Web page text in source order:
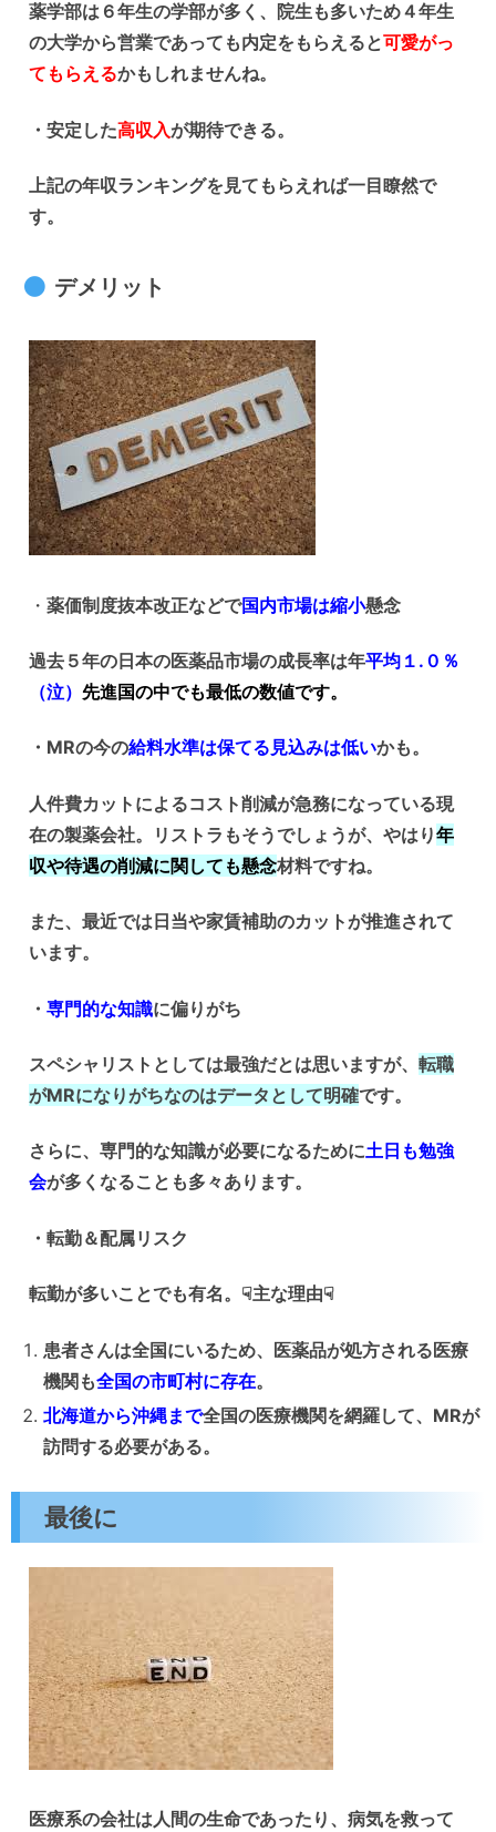
薬学部は６年生の学部が多く、院生も多いため４年生
の大学から営業であっても内定をもらえると可愛がっ
てもらえるかもしれませんね。
・安定した高収入が期待できる。
上記の年収ランキングを見てもらえれば一目瞭然で
す。
デメリット
・ 薬価制度抜本改正などで国内市場は縮小懸念
過去５年の日本の医薬品市場の成長率は年平均１.０％
（泣） 先進国の中でも最低の数値です。
・MRの今の給料水準は保てる見込みは低いかも。
人件費カットによるコスト削減が急務になっている現
在の製薬会社。リストラもそうでしょうが、やはり年
収や待遇の削減に関しても懸念材料ですね。
また、最近では日当や家賃補助のカットが推進されて
います。
・ 専門的な知識に偏りがち
スペシャリストとしては最強だとは思いますが、 転職
がMRになりがちなのはデータとして明確です。
さらに、専門的な知識が必要になるために土日も勉強
会が多くなることも多々あります。
・転勤＆配属リスク
転勤が多いことでも有名。☟主な理由☟
患者さんは全国にいるため、医薬品が処方される医療
機関も全国の市町村に存在。
北海道から沖縄まで全国の医療機関を網羅して、MRが
訪問する必要がある。
最後に
医療系の会社は人間の生命であったり、病気を救って